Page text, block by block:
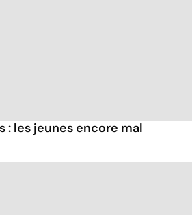
: les jeunes encore mal